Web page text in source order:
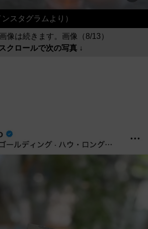
スタグラムより）
像は続きます。画像（8/13）
クロールで次の写真 ↓